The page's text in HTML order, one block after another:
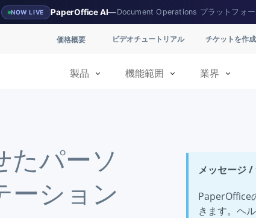
NOW LIVE PaperOffice AI—Document Operations プラットフォー
価格概要 ビデオチュートリアル チケットを作
業界
機能範囲
製品
たパーソ
ーション
メッセージ /
PaperOffice
きます。ヘ